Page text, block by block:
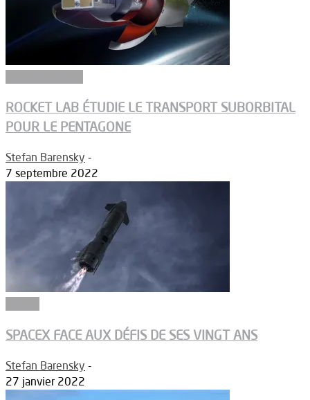
ROCKET LAB ÉTUDIE LE TRANSPORT SUBORBITAL
POUR LE PENTAGONE
Stefan Barensky -
7 septembre 2022
SPACEX FACE AUX DÉFIS DE SES VINGT ANS
Stefan Barensky -
27 janvier 2022